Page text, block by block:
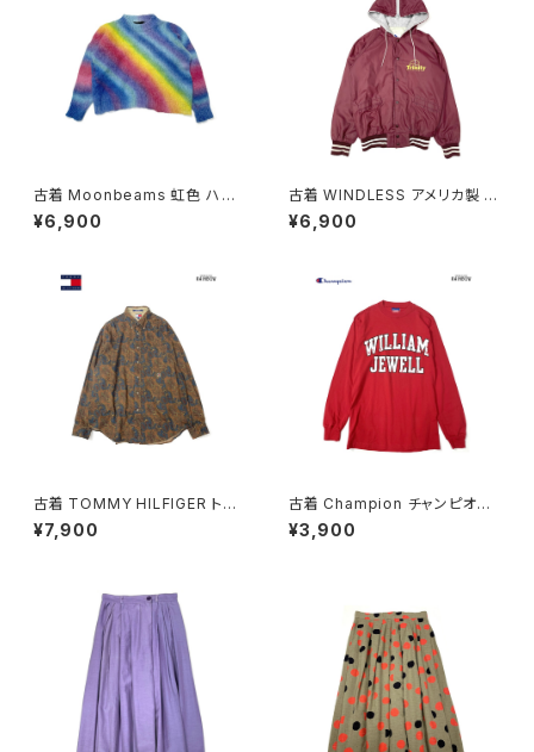
古着 Moonbeams 虹色 ハイ
ネック 総柄 長袖 ニット セータ
ー カラフル 水色 (ttu2501051)
¥6,900
古着 WINDLESS アメリカ製 前
開き 無地 ワンポイント ナイロ
ン100％ 長袖 アウター ライトジ
¥6,900
古着 TOMMY HILFIGER トミ
ーヒルフィガー 前開き 総柄 ペ
イズリー柄 コットン100％ 長袖
¥7,900
古着 Champion チャンピオン
ロゴ コットン100％ 長袖 Ｔシャ
ツ 赤 (ttu2501067)
¥3,900